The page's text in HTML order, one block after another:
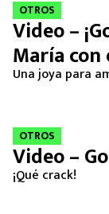
OTROS
Video –
María con
Una joya para
OTROS
Video –
¡Qué crack!